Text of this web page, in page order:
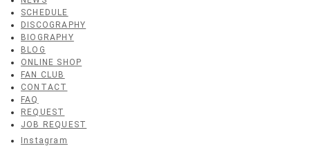
SCHEDULE
DISCOGRAPHY
BIOGRAPHY
BLOG
ONLINE SHOP
FAN CLUB
CONTACT
FAQ
REQUEST
JOB REQUEST
Instagram